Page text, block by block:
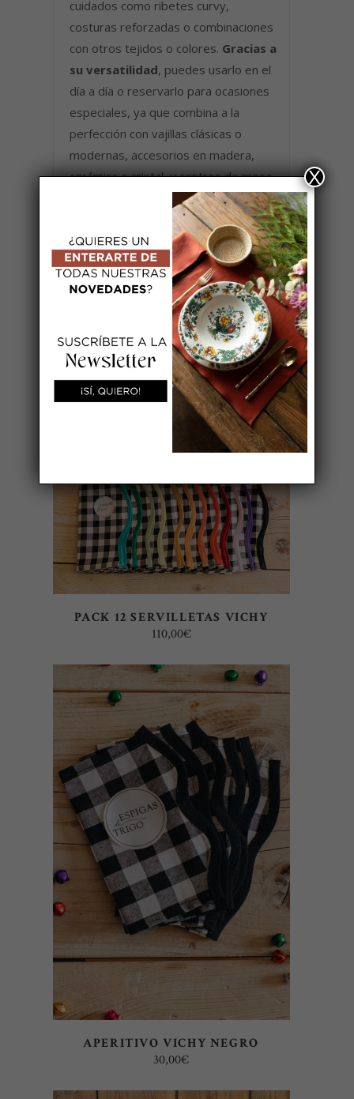
cuidados como ribetes curvy,
costuras reforzadas o combinaciones
con otros tejidos o colores. Gracias a
su versatilidad, puedes usarlo en el
día a día o reservarlo para ocasiones
especiales, ya que combina a la
perfección con vajillas clásicas o
modernas, accesorios en madera,
cerámica o cristal, y centros de mesa
naturales o minimalistas.
AÑADIR A MI LISTA DE BODA
También te recomendamos…
SELECT OPTIONS
PACK 12 SERVILLETAS VICHY
110,00€
SELECT OPTIONS
APERITIVO VICHY NEGRO
30,00€
X